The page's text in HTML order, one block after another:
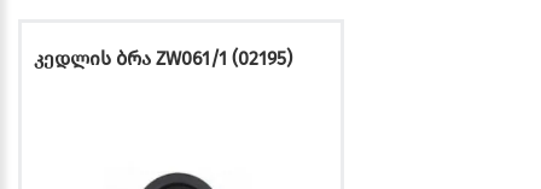
კედლის ბრა ZW061/1 (02195)